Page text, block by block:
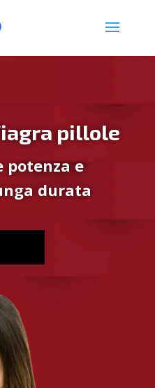
pillole
potenza e
durata